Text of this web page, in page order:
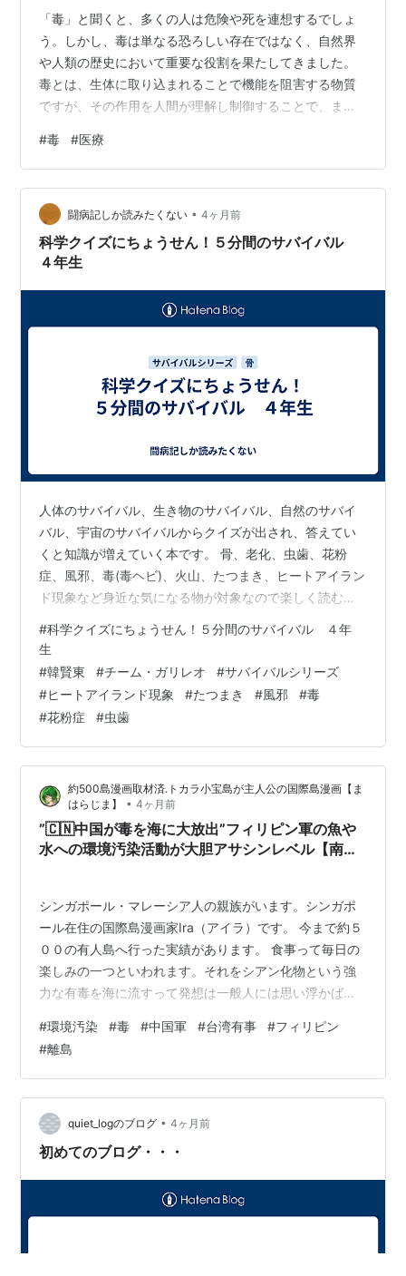
「毒」と聞くと、多くの人は危険や死を連想するでしょ
う。しかし、毒は単なる恐ろしい存在ではなく、自然界
や人類の歴史において重要な役割を果たしてきました。
毒とは、生体に取り込まれることで機能を阻害する物質
ですが、その作用を人間が理解し制御することで、まっ
な毒であるシアン化物のように、微量でも致命的な影響
を及ぼすものがある一方、そのメカニズムの研究は化学
や医学の発展に大きく寄与してきました。毒は「危険」
と「知識」の境界に存在するテーマなのです。 １．歴史
の中の毒――権力と陰謀の象徴 毒は古来より、権力争い
や陰謀の中で利用されてきました。刃物のように直…
#毒 #医療
闘病記しか読みたくない • 4ヶ月前
科学クイズにちょうせん！５分間のサバイバル
４年生
人体のサバイバル、生き物のサバイバル、自然のサバイ
バル、宇宙のサバイバルからクイズが出され、答えてい
くと知識が増えていく本です。 骨、老化、虫歯、花粉
症、風邪、毒(毒ヘビ)、火山、たつまき、ヒートアイラン
ド現象など身近な気になる物が対象なので楽しく読むこ
が登場するので親しみやすい本でした。 ---------- 科学
クイズにちょうせん！５分間のサバイバル ４年生 へのア
マゾンリンクはこちら。 https://amzn.to/4hIh1e7 -------
--- 科学クイズにちょうせん！５分間のサバイバル ４年
生 著者 マンガ 韓賢東 文 チー…
#科学クイズにちょうせん！５分間のサバイバル ４年
生
#韓賢東 #チーム・ガリレオ #サバイバルシリーズ
#ヒートアイランド現象 #たつまき #風邪 #毒
#花粉症 #虫歯
約500島漫画取材済.トカラ小宝島が主人公の国際島漫画【ま
はらじま】
• 4ヶ月前
”🇨🇳中国が毒を海に大放出”フィリピン軍の魚や
水への環境汚染活動が大胆アサシンレベル【南沙
シンガポール・マレーシア人の親族がいます。シンガポ
ール在住の国際島漫画家Ira（アイラ）です。 今まで約５
００の有人島へ行った実績があります。 食事って毎日の
楽しみの一つといわれます。それをシアン化物という強
力な有毒を海に流すって発想は一般人には思い浮かばな
多く、韓国よりも格安海外旅行が楽しめます。一方で中
国政府は、一般人の想像の斜め上をはるかに突き進む行
動が多い印象があります。車両をまるごと土に埋めてい
たあの時の証拠隠滅国際映像を僕はいまだに忘れていま
せん。 ”🇨🇳中国が毒を海に大放出”フィリピン軍の魚や
水への環境汚染活動が大胆アサシンレベ…
#環境汚染 #毒 #中国軍 #台湾有事 #フィリピン
#離島
quiet_logのブログ • 4ヶ月前
初めてのブログ・・・